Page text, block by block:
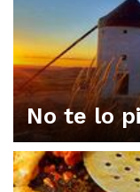
ORGANIZA TU
No te lo